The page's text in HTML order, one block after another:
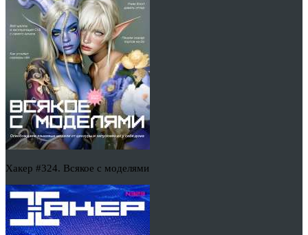
Хакер #324. Всякое с моделями